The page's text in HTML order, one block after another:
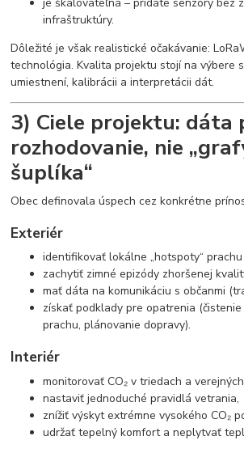
infraštruktúry.
Dôležité je však realistické očakávanie:
technológia. Kvalita projektu stojí na výbere
umiestnení, kalibrácii a interpretácii dát.
3) Ciele projektu: dáta
rozhodovanie, nie
šuplíka“
Obec definovala úspech cez konkrétne
Exteriér
identifikovať lokálne „hotspoty“ prachu
zachytiť zimné epizódy zhoršenej
mať dáta na komunikáciu s občanmi
získať podklady pre opatrenia
prachu, plánovanie dopravy).
Interiér
monitorovať CO₂ v triedach a
nastaviť jednoduché pravidlá vetrania,
znížiť výskyt extrémne vysokého CO₂
udržať tepelný komfort a neplytvať